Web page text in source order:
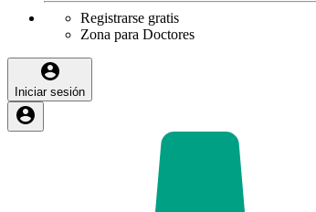
Registrarse gratis
Zona para Doctores
Iniciar sesión